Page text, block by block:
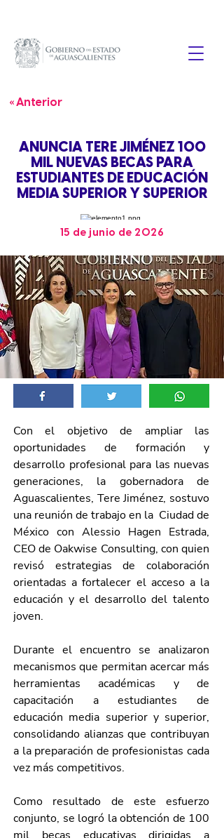
« Anterior
ANUNCIA TERE JIMÉNEZ 100
MIL NUEVAS BECAS PARA
ESTUDIANTES DE EDUCACIÓN
MEDIA SUPERIOR Y SUPERIOR
15 de junio de 2026
Con el objetivo de ampliar las
oportunidades de formación y
desarrollo profesional para las nuevas
generaciones, la gobernadora de
Aguascalientes, Tere Jiménez, sostuvo
una reunión de trabajo en la  Ciudad de
México con Alessio Hagen Estrada,
CEO de Oakwise Consulting, con quien
revisó estrategias de colaboración
orientadas a fortalecer el acceso a la
educación y el desarrollo del talento
joven.
Durante el encuentro se analizaron
mecanismos que permitan acercar más
herramientas académicas y de
capacitación a estudiantes de
educación media superior y superior,
consolidando alianzas que contribuyan
a la preparación de profesionistas cada
vez más competitivos.
Como resultado de este esfuerzo
conjunto, se logró la obtención de 100